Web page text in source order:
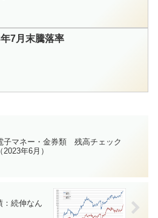
7月末騰落率
子マネー・金券類 残高チェック
（2023年6月）
：続伸なん